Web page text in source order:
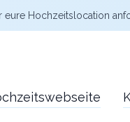
eure Hochzeitslocation